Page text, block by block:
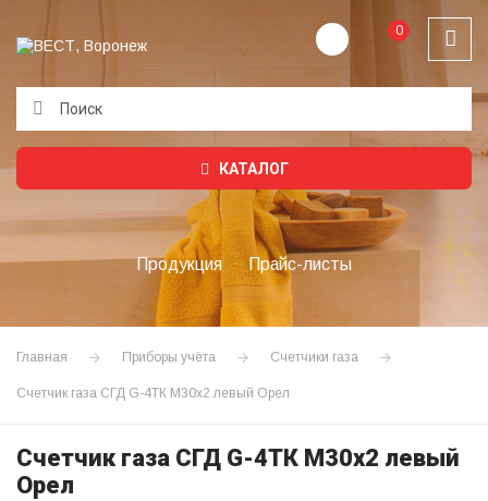
0
КАТАЛОГ
Продукция Прайс-листы
Главная Приборы учёта Счетчики газа
Счетчик газа СГД G-4ТК М30х2 левый Орел
Счетчик газа СГД G-4ТК М30х2 левый
Орел